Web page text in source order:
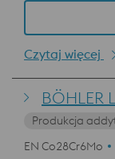
Czytaj więcej
BÖHLER
Produkcja
EN Co28Cr6Mo